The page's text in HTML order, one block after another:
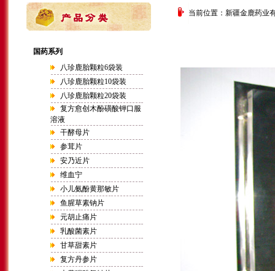
国药系列
八珍鹿胎颗粒6袋装
八珍鹿胎颗粒10袋装
八珍鹿胎颗粒20袋装
复方愈创木酚磺酸钾口服
溶液
干酵母片
参茸片
安乃近片
维血宁
小儿氨酚黄那敏片
鱼腥草素钠片
元胡止痛片
乳酸菌素片
甘草甜素片
复方丹参片
当前位置：新疆金鹿药业